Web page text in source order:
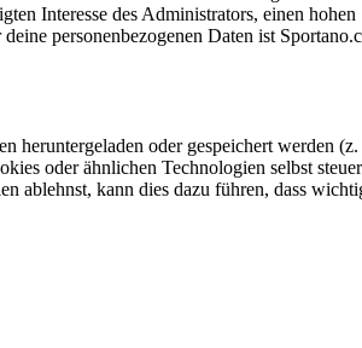
Interesse des Administrators, einen
personenbezogenen Daten ist
heruntergeladen oder gespeichert werden
oder ähnlichen Technologien selbst
ablehnst, kann dies dazu führen, dass